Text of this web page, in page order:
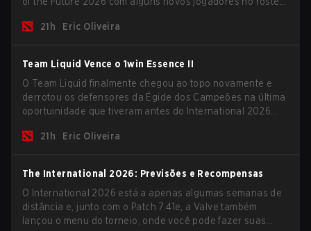
da nova temporada.
21h Eric Oliveira
Team Liquid Vence o 1win Essence II
O Team Liquid finalmente chegou ao topo novamente e
derrotou os defensores da Égide dos Campeões na última
oportuinidade que tiveram antes do International 2026
uma chance de glória eterna.
21h Eric Oliveira
The International 2026: Previsões e Recompensas
O International 2026 está a apenas algumas semanas de
distância e, junto com o Patch 7.41e, a Valve também
lançou o menu do torneio, onde você pode fazer suas